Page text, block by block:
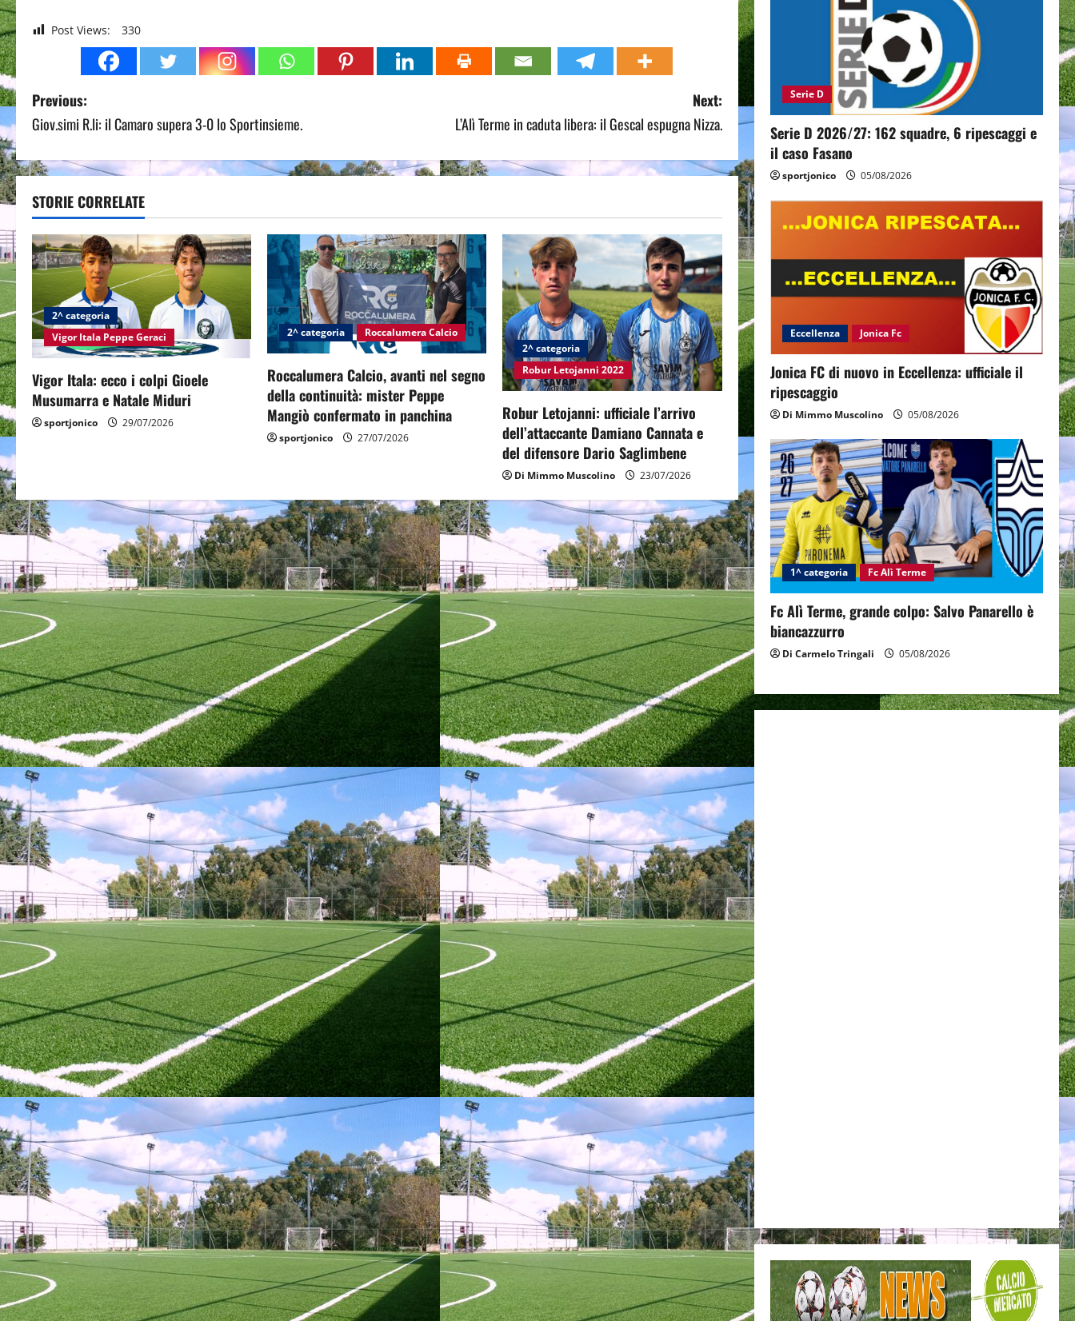
Post Views: 330
P
o
s
t
n
a
v
i
g
a
t
o
n
Previous:
Giov.simi R.li: il Camaro supera 3-0 lo Sportinsieme.
Next:
L’Alì Terme in caduta libera: il Gescal espugna Nizza.
STORIE CORRELATE
2^ categoria
Vigor Itala Peppe Geraci
Vigor Itala: ecco i colpi Gioele
Musumarra e Natale Miduri
sportjonico 29/07/2026
2^ categoria Roccalumera Calcio
Roccalumera Calcio, avanti nel segno
della continuità: mister Peppe
Mangiò confermato in panchina
sportjonico 27/07/2026
2^ categoria
Robur Letojanni 2022
Robur Letojanni: ufficiale l’arrivo
dell’attaccante Damiano Cannata e
del difensore Dario Saglimbene
Di Mimmo Muscolino 23/07/2026
Serie D
Serie D 2026/27: 162 squadre, 6 ripescaggi e
il caso Fasano
sportjonico 05/08/2026
Eccellenza Jonica Fc
Jonica FC di nuovo in Eccellenza: ufficiale il
ripescaggio
Di Mimmo Muscolino 05/08/2026
1^ categoria Fc Alì Terme
Fc Alì Terme, grande colpo: Salvo Panarello è
biancazzurro
Di Carmelo Tringali 05/08/2026